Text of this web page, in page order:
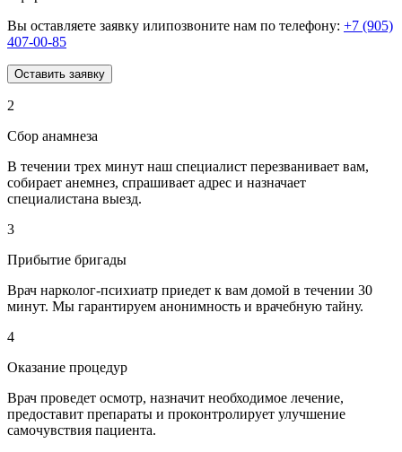
Вы оставляете заявку илипозвоните нам по телефону: +7 (905)
407-00-85
Оставить заявку
2
Сбор анамнеза
В течении трех минут наш специалист перезванивает вам,
собирает анемнез, спрашивает адрес и назначает
специалистана выезд.
3
Прибытие бригады
Врач нарколог-психиатр приедет к вам домой в течении 30
минут. Мы гарантируем анонимность и врачебную тайну.
4
Оказание процедур
Врач проведет осмотр, назначит необходимое лечение,
предоставит препараты и проконтролирует улучшение
самочувствия пациента.